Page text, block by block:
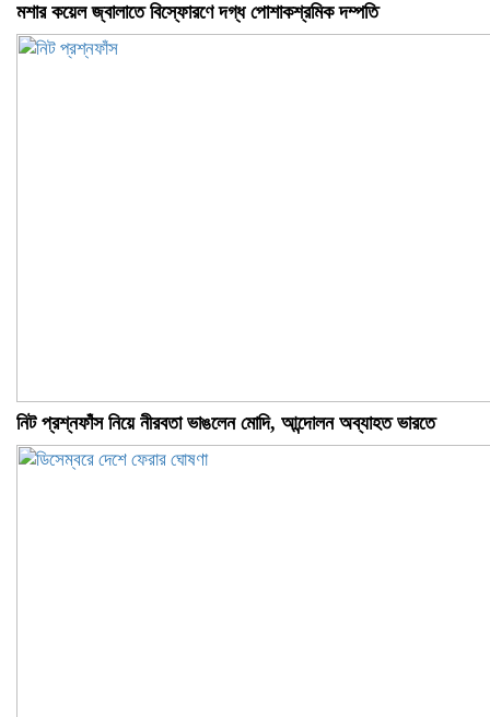
মশার কয়েল জ্বালাতে বিস্ফোরণে দগ্ধ পোশাকশ্রমিক দম্পতি
নিট প্রশ্নফাঁস নিয়ে নীরবতা ভাঙলেন মোদি, আন্দোলন অব্যাহত ভারতে